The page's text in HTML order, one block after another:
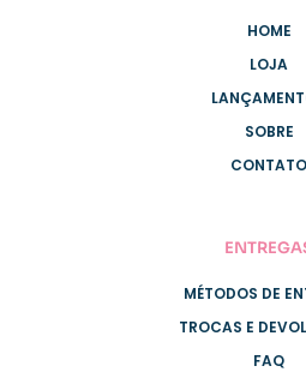
HOME
LOJA
SOBRE
CONTATO
MÉTODOS DE
TROCAS E
FAQ